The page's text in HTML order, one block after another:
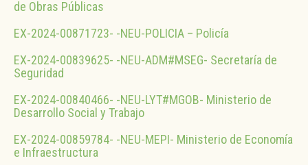
de Obras Públicas
EX-2024-00871723- -NEU-POLICIA – Policía
EX-2024-00839625- -NEU-ADM#MSEG- Secretaría de
Seguridad
EX-2024-00840466- -NEU-LYT#MGOB- Ministerio de
Desarrollo Social y Trabajo
EX-2024-00859784- -NEU-MEPI- Ministerio de Economía
e Infraestructura